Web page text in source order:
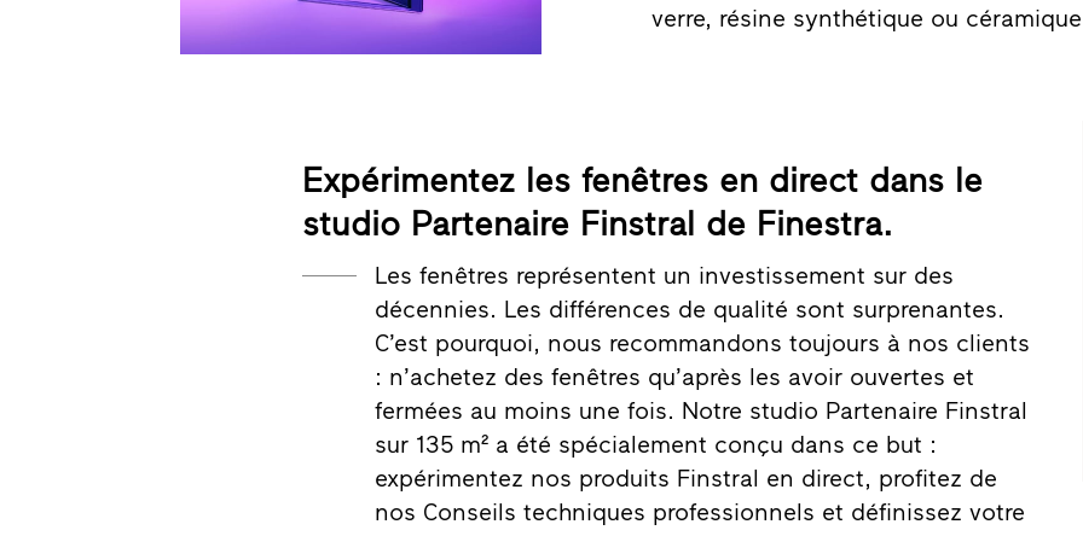
verre, résine synthétique ou
Expérimentez les fenêtres en direct dans le
studio Partenaire Finstral de Finestra.
Les fenêtres représentent un investissement sur des
décennies. Les différences de qualité sont surprenantes.
C’est pourquoi, nous recommandons toujours à nos clients
: n’achetez des fenêtres qu’après les avoir ouvertes et
fermées au moins une fois. Notre studio Partenaire Finstral
sur 135 m² a été spécialement conçu dans ce but :
expérimentez nos produits Finstral en direct, profitez de
nos Conseils techniques professionnels et définissez votre